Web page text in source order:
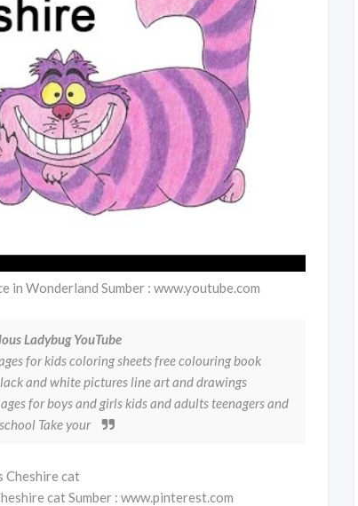
in Wonderland Sumber : www.youtube.com
Ladybug YouTube
for kids coloring sheets free colouring book
and white pictures line art and drawings
for boys and girls kids and adults teenagers and
Take your
cat Sumber : www.pinterest.com